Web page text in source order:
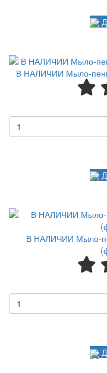
В НАЛИЧИИ Мыло-
В НАЛИЧИИ Мыло-